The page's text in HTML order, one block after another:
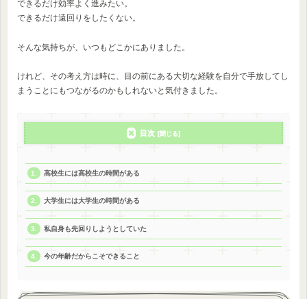
できるだけ効率よく進みたい。
できるだけ遠回りをしたくない。
そんな気持ちが、いつもどこかにありました。
けれど、その考え方は時に、目の前にある大切な経験を自分で手放してし
まうことにもつながるのかもしれないと気付きました。
目次
高校生には高校生の時間がある
大学生には大学生の時間がある
私自身も先回りしようとしていた
今の年齢だからこそできること